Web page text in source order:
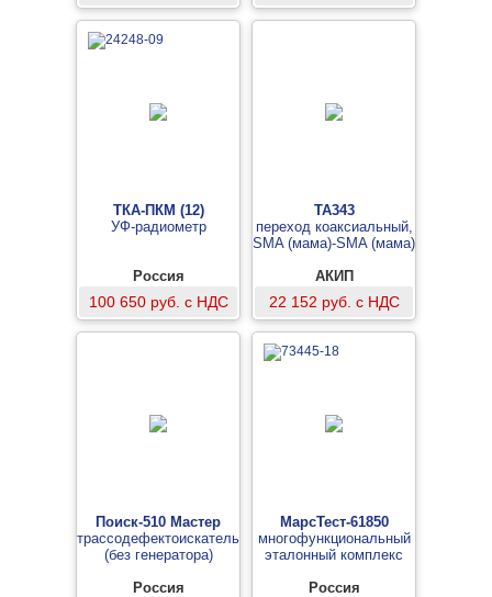
ТКА-ПКМ (12)
УФ-радиометр
Россия
100 650 руб. с НДС
TA343
переход коаксиальный,
SMA (мама)-SMA (мама)
АКИП
22 152 руб. с НДС
Поиск-510 Мастер
трассодефектоискатель
(без генератора)
Россия
МарсТест-61850
многофункциональный
эталонный комплекс
Россия